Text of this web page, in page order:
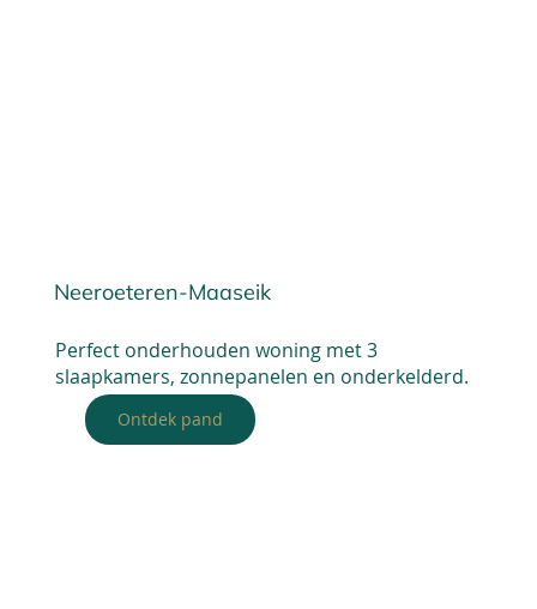
Neeroeteren-Maaseik
Perfect onderhouden woning met 3
slaapkamers, zonnepanelen en onderkelderd.
Ontdek pand